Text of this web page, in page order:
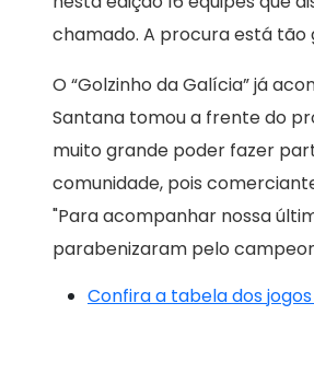
chamado. A procura está tão
O “Golzinho da Galícia” já
Santana tomou a frente do
muito grande poder fazer
comunidade, pois
"Para acompanhar nossa
parabenizaram pelo
Confira a tabela dos